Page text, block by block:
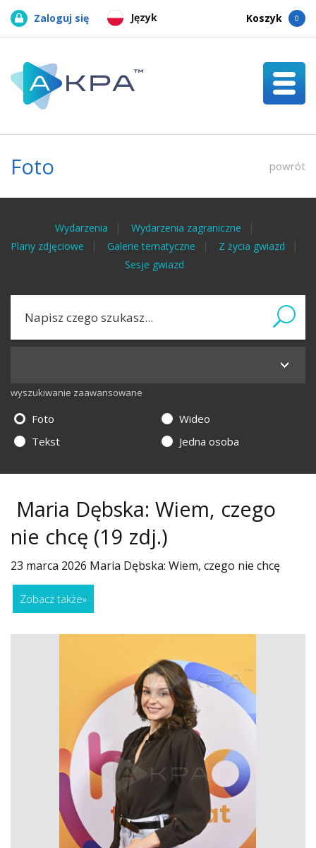
Język
Zaloguj się Koszyk 0
Foto powrót
Wydarzenia
Wydarzenia zagraniczne
Plany zdjęciowe
Galerie tematyczne
Z życia gwiazd
Sesje gwiazd
wyszukiwanie zaawansowane
Foto
Wideo
Tekst
Jedna osoba
Maria Dębska: Wiem, czego
nie chcę (19 zdj.)
23 marca 2026 Maria Dębska: Wiem, czego nie chcę
Zobacz także»